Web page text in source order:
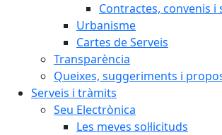
Contractes, convenis i
Urbanisme
Cartes de Serveis
Transparència
Queixes, suggeriments i
Serveis i tràmits
Seu Electrònica
Les meves sol·licituds